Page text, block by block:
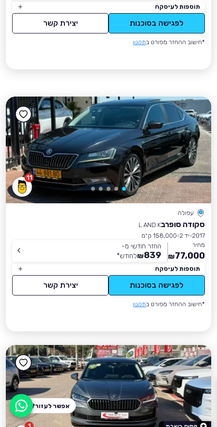
תוספות לעיסקה
לפגישה בסוכנות יצירת קשר
*חישוב ההחזר מפורט בתקנון
11
עפולה
סקודה סופרבL AND K
2017 יד 2
158,000 ק״מ
מחיר
77,000
₪
החזר חודשי מ-
839
₪לחודש*
תוספות לעיסקה
לפגישה בסוכנות יצירת קשר
*חישוב ההחזר מפורט בתקנון
אפשר לעזור?